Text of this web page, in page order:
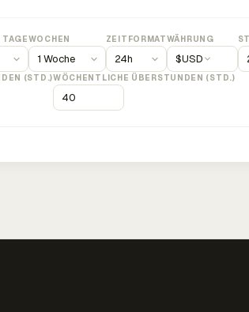
WOCHEN ZEITFORMATWÄHRUNG
$USD
(STD.)WÖCHENTLICHE ÜBERSTUNDEN (STD.)